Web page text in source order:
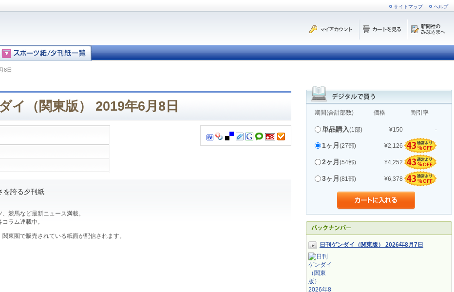
サイトマップ ヘルプ
8日
期間(合計部数) 価格 割引率
単品購入(1部) ¥150 -
1ヶ月 (27部) ¥2,126
2ヶ月 (54部) ¥4,252
3ヶ月 (81部) ¥6,378
日刊ゲンダイ（関東版） 2026年8月7日
イ（関東版） 2019年6月8日
を誇る夕刊紙
競馬など最新ニュース満載。
ラム連載中。
東圏で販売されている紙面が配信されます。